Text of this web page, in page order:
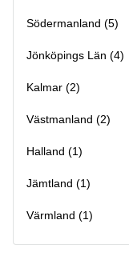
Södermanland (5)
Jönköpings Län (4)
Kalmar (2)
Västmanland (2)
Halland (1)
Jämtland (1)
Värmland (1)